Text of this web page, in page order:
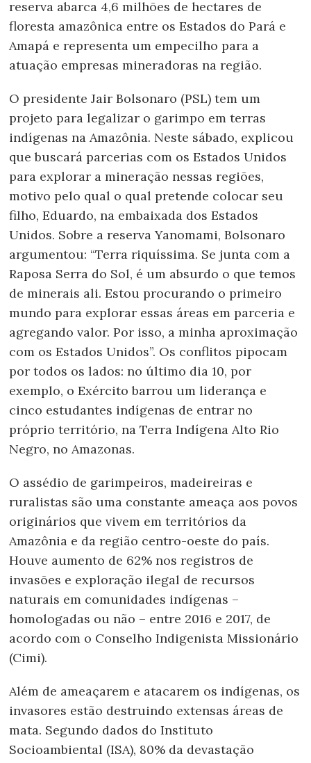
reserva abarca 4,6 milhões de hectares de
floresta amazônica entre os Estados do Pará e
Amapá e representa um empecilho para a
atuação empresas mineradoras na região.
O presidente Jair Bolsonaro (PSL) tem um
projeto para legalizar o garimpo em terras
indígenas na Amazônia. Neste sábado, explicou
que buscará parcerias com os Estados Unidos
para explorar a mineração nessas regiões,
motivo pelo qual o qual pretende colocar seu
filho, Eduardo, na embaixada dos Estados
Unidos. Sobre a reserva Yanomami, Bolsonaro
argumentou: “Terra riquíssima. Se junta com a
Raposa Serra do Sol, é um absurdo o que temos
de minerais ali. Estou procurando o primeiro
mundo para explorar essas áreas em parceria e
agregando valor. Por isso, a minha aproximação
com os Estados Unidos”. Os conflitos pipocam
por todos os lados: no último dia 10, por
exemplo, o Exército barrou um liderança e
cinco estudantes indígenas de entrar no
próprio território, na Terra Indígena Alto Rio
Negro, no Amazonas.
O assédio de garimpeiros, madeireiras e
ruralistas são uma constante ameaça aos povos
originários que vivem em territórios da
Amazônia e da região centro-oeste do país.
Houve aumento de 62% nos registros de
invasões e exploração ilegal de recursos
naturais em comunidades indígenas –
homologadas ou não – entre 2016 e 2017, de
acordo com o Conselho Indigenista Missionário
(Cimi).
Além de ameaçarem e atacarem os indígenas, os
invasores estão destruindo extensas áreas de
mata. Segundo dados do Instituto
Socioambiental (ISA), 80% da devastação